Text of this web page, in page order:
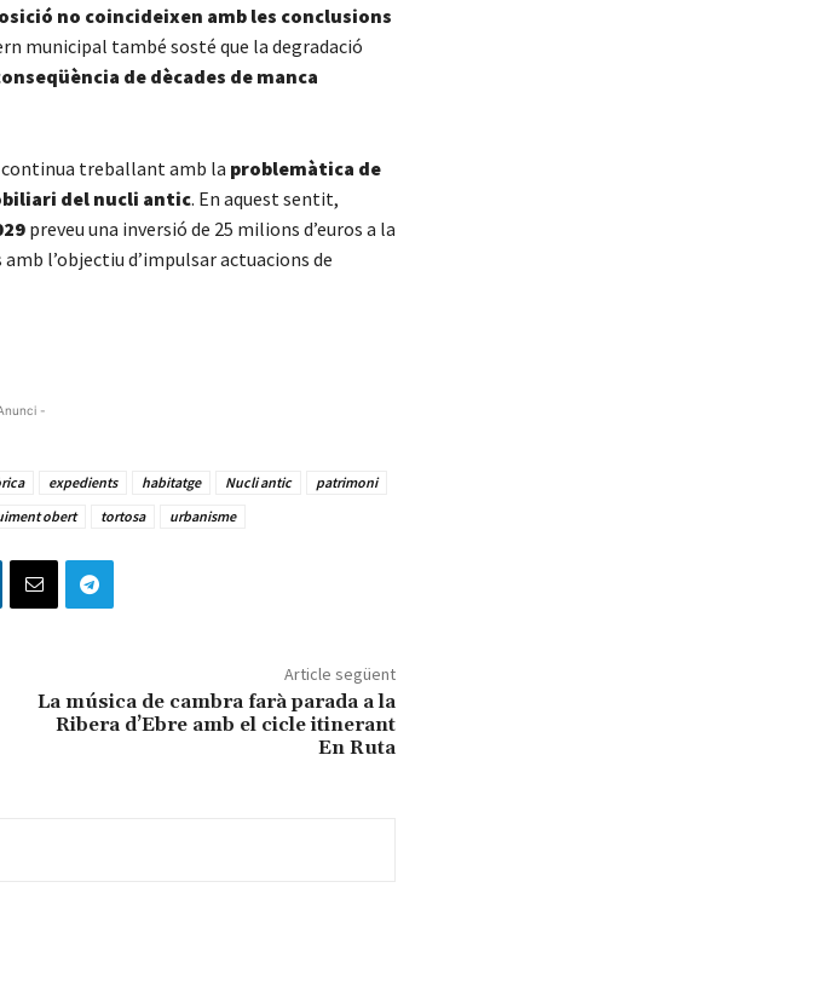
no coincideixen amb les conclusions
municipal també sosté que la degradació
de dècades de manca
continua treballant amb la problemàtica de
del nucli antic. En aquest sentit,
preveu una inversió de 25 milions d’euros a la
l’objectiu d’impulsar actuacions de
-
expedients habitatge Nucli antic
patrimoni
obert tortosa urbanisme
Article següent
La música de cambra farà parada a la
Ribera d’Ebre amb el cicle itinerant
En Ruta